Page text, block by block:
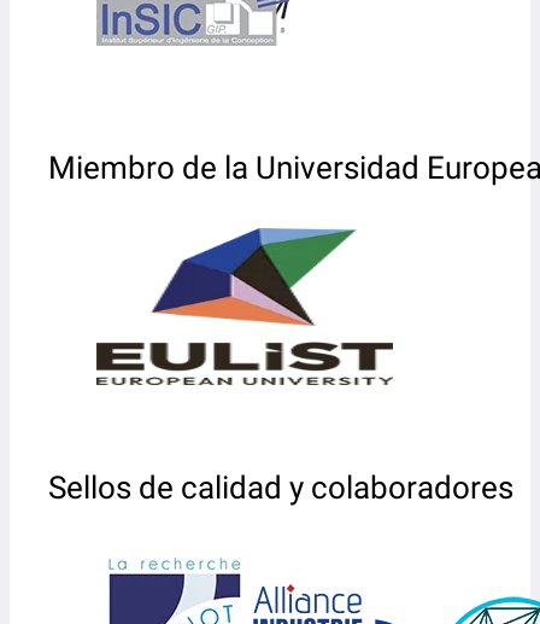
Miembro de la Universidad
Sellos de calidad y colaboradores